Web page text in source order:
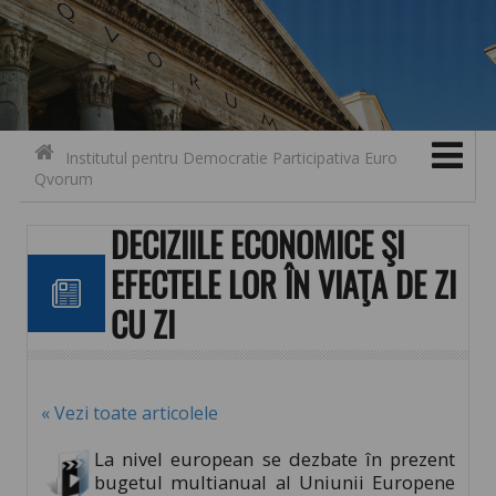
Contact
Skip to content
Institutul pentru Democratie Participativa Euro
Qvorum
DECIZIILE ECONOMICE ŞI
EFECTELE LOR ÎN VIAŢA DE ZI
CU ZI
« Vezi toate articolele
La nivel european se dezbate în prezent
bugetul multianual al Uniunii Europene